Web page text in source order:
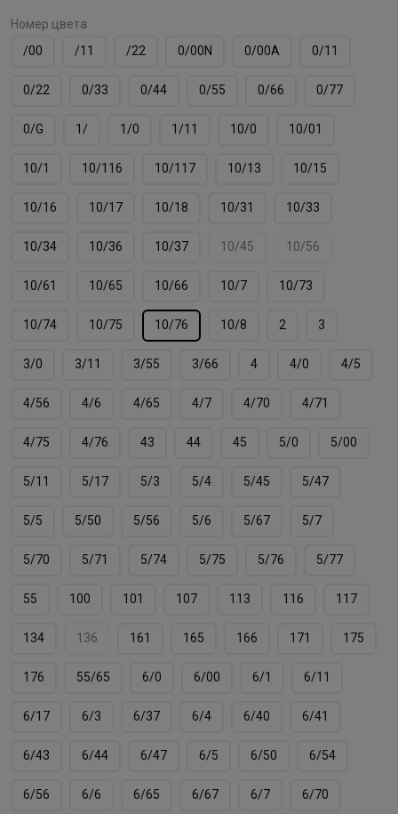
Номер цвета
/00
/11 /22 0/00N 0/00А 0/11
0/22 0/33 0/44 0/55 0/66 0/77
0/G 1/ 1/0 1/11 10/0 10/01
10/1 10/116 10/117 10/13 10/15
10/16 10/17 10/18 10/31 10/33
10/34 10/36 10/37 10/45 10/56
10/61 10/65 10/66 10/7 10/73
10/74 10/75 10/76 10/8 2 3
3/0 3/11 3/55 3/66 4 4/0 4/5
4/56 4/6 4/65 4/7 4/70 4/71
4/75 4/76 43 44 45 5/0 5/00
5/11 5/17 5/3 5/4 5/45 5/47
5/5 5/50 5/56 5/6 5/67 5/7
5/70 5/71 5/74 5/75 5/76 5/77
55 100 101 107 113 116 117
134 136 161 165 166 171 175
176 55/65 6/0 6/00 6/1 6/11
6/17 6/3 6/37 6/4 6/40 6/41
6/43 6/44 6/47 6/5 6/50 6/54
6/56 6/6 6/65 6/67 6/7 6/70